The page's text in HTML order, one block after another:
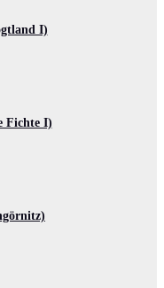
I)
Fichte I)